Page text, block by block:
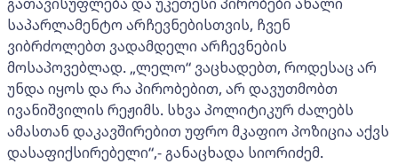
საპარლამენტო არჩევნებისთვის, ჩვენ
ვიბრძოლებთ ვადამდელი არჩევნების
მოსაპოვებლად. „ლელო“ ვაცხადებთ, როდესაც არ
უნდა იყოს და რა პირობებით, არ დავუთმობთ
ივანიშვილის რეჟიმს. სხვა პოლიტიკურ ძალებს
ამასთან დაკავშირებით უფრო მკაფიო პოზიცია აქვს
დასაფიქსირებელი“,- განაცხადა სიორიძემ.